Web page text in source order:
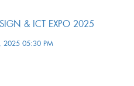
SIGN & ICT EXPO 2025
2025 05:30 PM